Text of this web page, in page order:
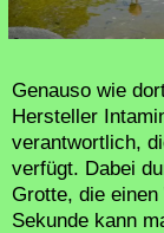
Genauso wie
Hersteller
verantwortlich,
verfügt. Dabei
Grotte, die
Sekunde kann